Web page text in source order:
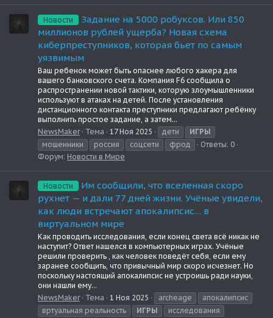
Новости
Задание на 5000 робуксов. Или 850
миллионов рублей ущерба? Новая схема
киберпреступников, которая бьет по самым
уязвимым
Ваш ребенок может быть опаснее любого хакера для
вашего банковского счета. Компания F6 сообщила о
распространении новой тактики, которую злоумышленники
используют в атаках на детей. После установления
дистанционного контакта преступники предлагают ребёнку
выполнить простое задание, а затем...
NewsMaker
Тема 17 Ноя 2025 дети
ИГРЫ
мошенники
россия соцсети фрод
Ответы: 0
Форум: Новости в Мире
Новости
Им сообщили, что вселенная скоро
рухнет — и дали 77 дней жизни. Учёные увидели,
как люди встречают апокалипсис… в
виртуальном мире
Как проводить исследования, если конец света всё никак не
наступит? Ответ нашелся в компьютерных играх. Учёные
решили проверить , как человек поведёт себя, если ему
заранее сообщить, что привычный мир скоро исчезнет. Но
поскольку настоящий апокалипсис не устроишь ради науки,
они нашли ему...
NewsMaker
Тема 1 Ноя 2025 archeage
апокалипсис
вртуальная реальность
ИГРЫ
исследования